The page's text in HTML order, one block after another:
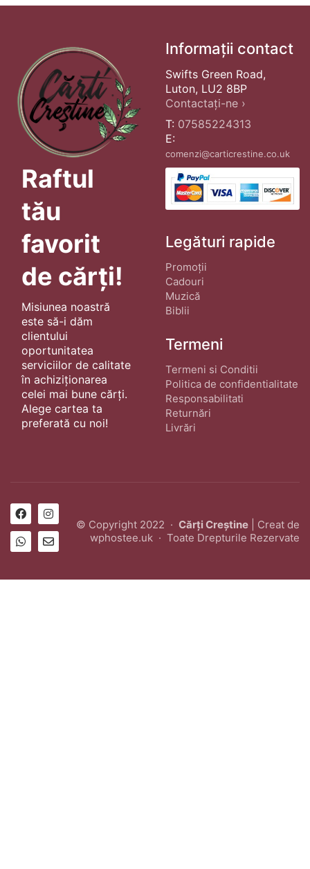
Raftul
tău
favorit
de cărți!
Misiunea noastră
este să-i dăm
clientului
oportunitatea
serviciilor de calitate
în achiziționarea
celei mai bune cărți.
Alege cartea ta
preferată cu noi!
Informații contact
Swifts Green Road,
Luton, LU2 8BP
Contactați-ne ›
T: 07585224313
E:
comenzi@carticrestine.co.uk
Legături rapide
Promoții
Cadouri
Muzică
Biblii
Termeni
Termeni si Conditii
Politica de confidentialitate
Responsabilitati
Returnări
Livrări
© Copyright 2022 · Cărți Creștine | Creat de
wphostee.uk · Toate Drepturile Rezervate